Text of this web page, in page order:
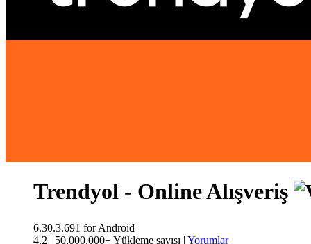
Trendyol - Online Alışveriş
6.30.3.691 for Android
4.2 | 50,000,000+ Yükleme sayısı | Yorumlar